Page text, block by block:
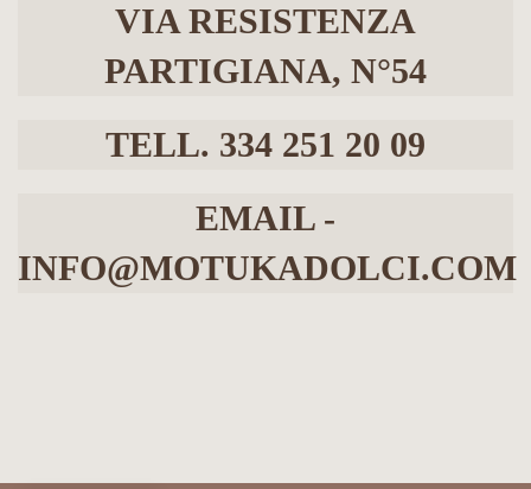
VIA RESISTENZA
PARTIGIANA, N°54
TELL. 334 251 20 09
EMAIL -
INFO@MOTUKADOLCI.COM